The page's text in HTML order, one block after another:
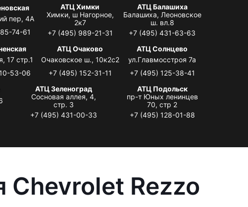
пер, 4А
74-61
АТЦ Химки
Химки, ш Нагорное,
2к7
+7 (495) 989-21-31
АТЦ Балашиха
Балашиха, Леоновское
ш. вл.8
+7 (495) 431-63-63
17 стр.1
53-06
АТЦ Очаково
Очаковское ш., 10к2с2
+7 (495) 152-31-11
АТЦ Солнцево
ул.Главмосстроя 7а
+7 (495) 125-38-41
АТЦ Зеленоград
Сосновая аллея, 4,
стр. 3
+7 (495) 431-00-33
АТЦ Подольск
пр-т Юных ленинцев
70, стр 2
+7 (495) 128-01-88
Chevrolet Rezzo